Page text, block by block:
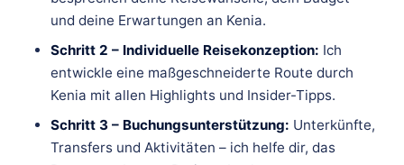
und deine Erwartungen an Kenia.
Schritt 2 – Individuelle Reisekonzeption: Ich
entwickle eine maßgeschneiderte Route durch
Kenia mit allen Highlights und Insider-Tipps.
Schritt 3 – Buchungsunterstützung: Unterkünfte,
Transfers und Aktivitäten – ich helfe dir, das